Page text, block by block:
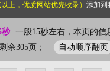
上，优质网站优先收录） 添加到
秒 一般15秒左右，本页的信
余305页；
自动顺序翻页